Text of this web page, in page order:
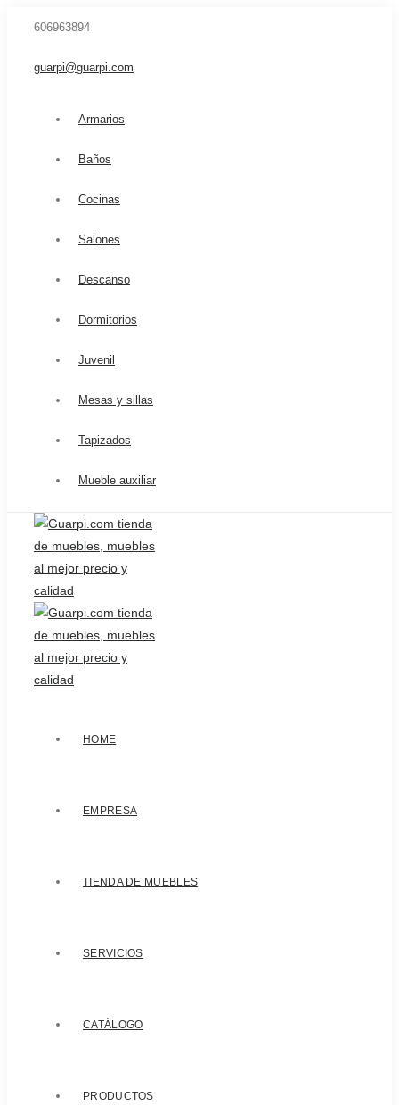
606963894
guarpi@guarpi.com
Armarios
Baños
Cocinas
Salones
Descanso
Dormitorios
Juvenil
Mesas y sillas
Tapizados
Mueble auxiliar
HOME
EMPRESA
TIENDA DE MUEBLES
SERVICIOS
CATÁLOGO
PRODUCTOS